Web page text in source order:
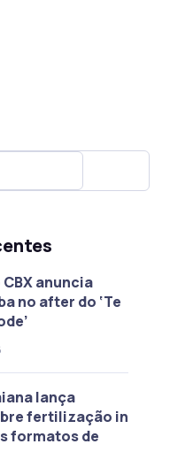
anuncia
no after do ‘Te
lança
fertilização in
formatos de